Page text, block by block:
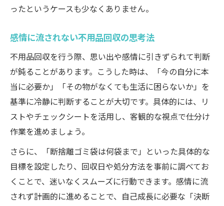
ったというケースも少なくありません。
感情に流されない不用品回収の思考法
不用品回収を行う際、思い出や感情に引きずられて判断
が鈍ることがあります。こうした時は、「今の自分に本
当に必要か」「その物がなくても生活に困らないか」を
基準に冷静に判断することが大切です。具体的には、リ
ストやチェックシートを活用し、客観的な視点で仕分け
作業を進めましょう。
さらに、「断捨離ゴミ袋は何袋まで」といった具体的な
目標を設定したり、回収日や処分方法を事前に調べてお
くことで、迷いなくスムーズに行動できます。感情に流
されず計画的に進めることで、自己成長に必要な「決断